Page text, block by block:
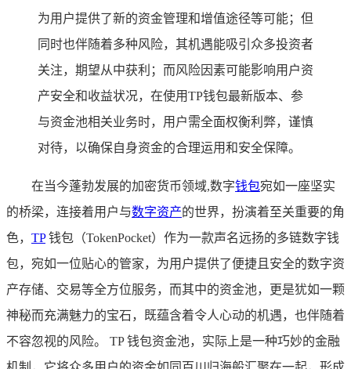
为用户提供了新的资金管理和增值途径等可能；但
同时也伴随着多种风险，其机遇能吸引众多投资者
关注，期望从中获利；而风险因素可能影响用户资
产安全和收益状况，在使用TP钱包最新版本、参
与资金池相关业务时，用户需全面权衡利弊，谨慎
对待，以确保自身资金的合理运用和安全保障。
在当今蓬勃发展的加密货币领域,数字钱包宛如一座坚实
的桥梁，连接着用户与数字资产的世界，扮演着至关重要的角
色， TP钱包（TokenPocket）作为一款声名远扬的多链数字钱
包，宛如一位贴心的管家，为用户提供了便捷且安全的数字资
产存储、交易等全方位服务，而其中的资金池，更是犹如一颗
神秘而充满魅力的宝石，既蕴含着令人心动的机遇，也伴随着
不容忽视的风险。 TP 钱包资金池，实际上是一种巧妙的金融